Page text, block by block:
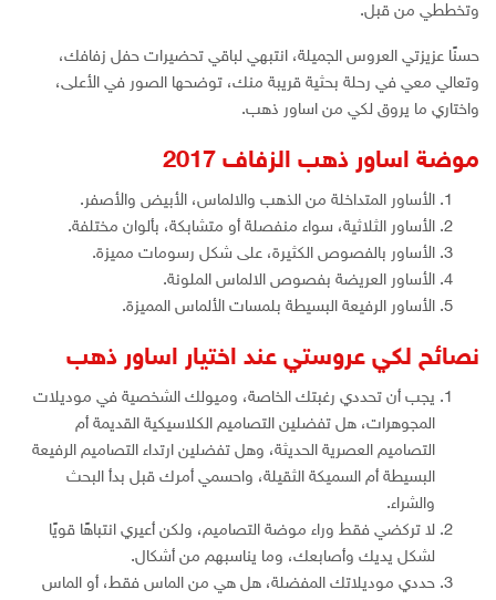
وتخططي من قبل.
حسنًا عزيزتي العروس الجميلة، انتبهي لباقي تحضيرات حفل زفافك،
وتعالي معي في رحلة بحثية قريبة منك، توضحها الصور في الأعلى،
واختاري ما يروق لكي من اساور ذهب.
موضة اساور ذهب الزفاف 2017
الأساور المتداخلة من الذهب والالماس، الأبيض والأصفر.
الأساور الثلاثية، سواء منفصلة أو متشابكة، بألوان مختلفة.
الأساور بالفصوص الكثيرة، على شكل رسومات مميزة.
الأساور العريضة بفصوص الالماس الملونة.
الأساور الرفيعة البسيطة بلمسات الألماس المميزة.
نصائح لكي عروستي عند اختيار اساور ذهب
يجب أن تحددي رغبتك الخاصة، وميولك الشخصية في موديلات
المجوهرات، هل تفضلين التصاميم الكلاسيكية القديمة أم
التصاميم العصرية الحديثة، وهل تفضلين ارتداء التصاميم الرفيعة
البسيطة أم السميكة الثقيلة، واحسمي أمرك قبل بدأ البحث
والشراء.
لا تركضي فقط وراء موضة التصاميم، ولكن أعيري انتباهًا قويًا
لشكل يديك وأصابعك، وما يناسبهم من أشكال.
حددي موديلاتك المفضلة، هل هي من الماس فقط، أو الماس